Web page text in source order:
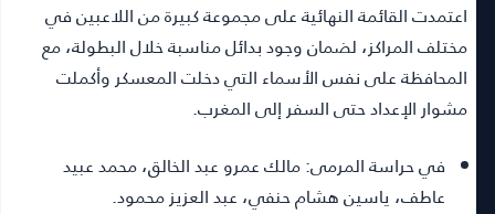
اعتمدت القائمة النهائية على مجموعة كبيرة من اللاعبين في
مختلف المراكز، لضمان وجود بدائل مناسبة خلال البطولة، مع
المحافظة على نفس الأسماء التي دخلت المعسكر وأكملت
مشوار الإعداد حتى السفر إلى المغرب.
في حراسة المرمى:مالك عمرو عبد الخالق، محمد عبيد
عاطف، ياسين هشام حنفي، عبد العزيز محمود.